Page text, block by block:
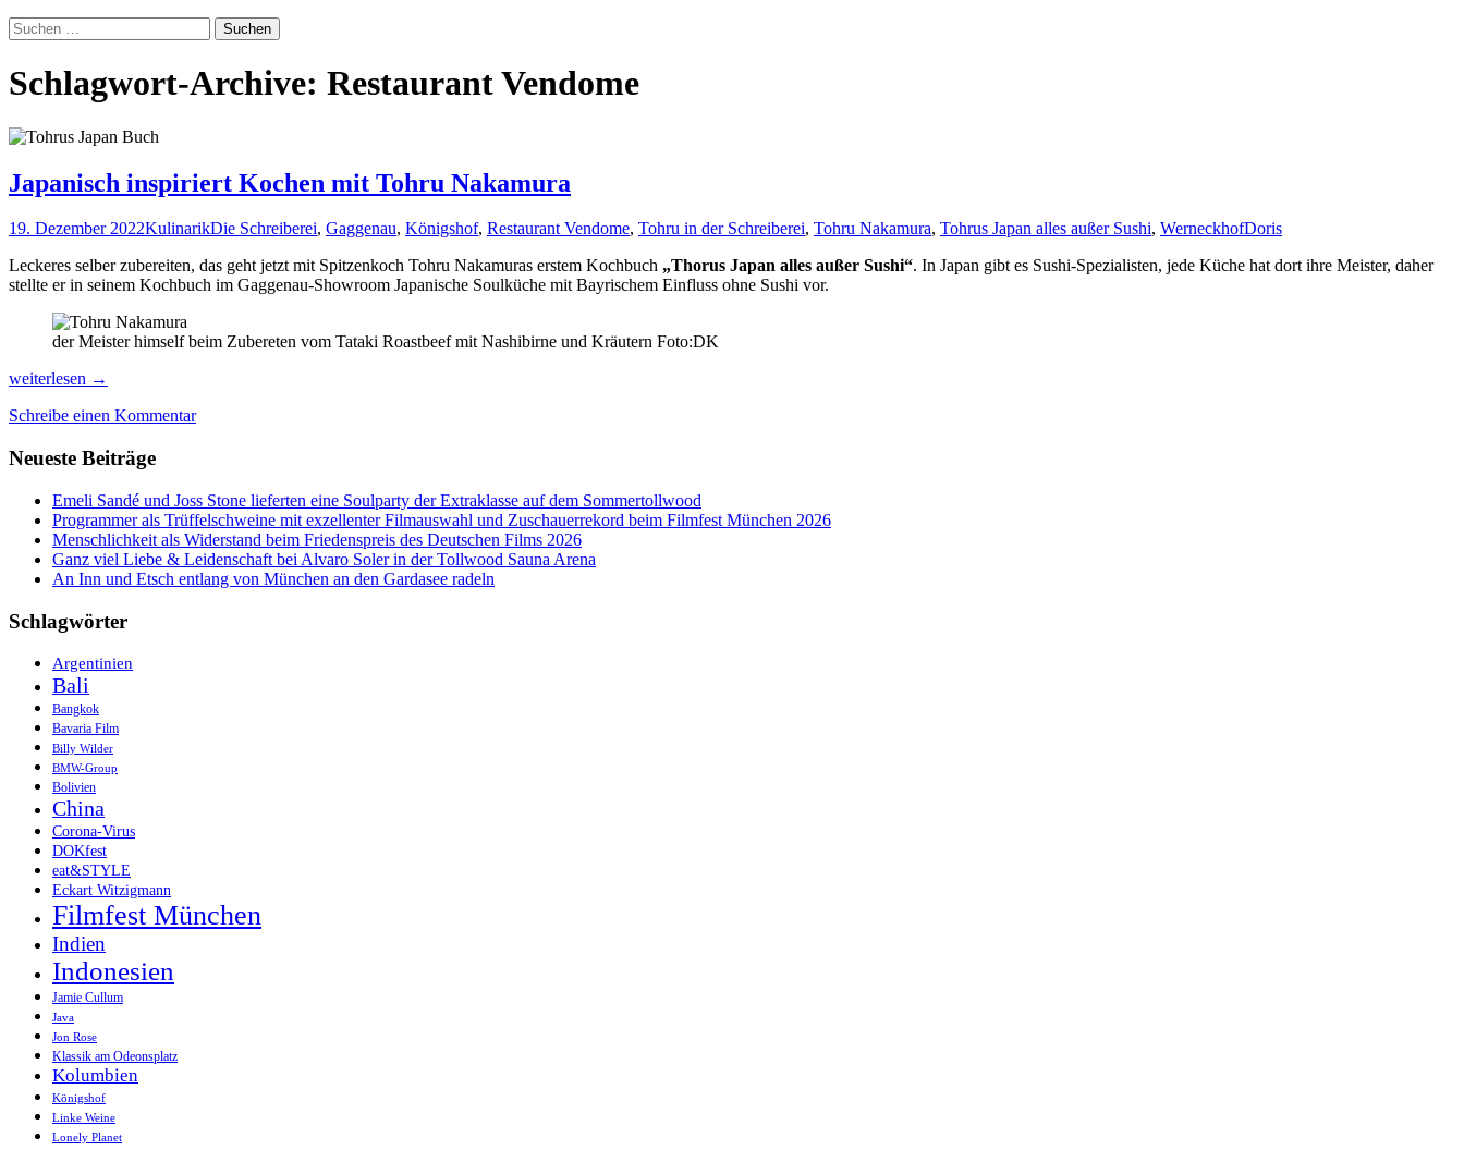
Suchen
nach:
Schlagwort-Archive: Restaurant Vendome
Japanisch inspiriert Kochen mit Tohru Nakamura
19. Dezember 2022KulinarikDie Schreiberei, Gaggenau, Königshof, Restaurant Vendome, Tohru in der Schreiberei, Tohru Nakamura, Tohrus Japan alles außer Sushi, WerneckhofDoris
Leckeres selber zubereiten, das geht jetzt mit Spitzenkoch Tohru Nakamuras erstem Kochbuch „Thorus Japan alles außer Sushi“. In Japan gibt es Sushi-Spezialisten, jede Küche hat dort ihre Meister, daher
stellte er in seinem Kochbuch im Gaggenau-Showroom Japanische Soulküche mit Bayrischem Einfluss ohne Sushi vor.
der Meister himself beim Zubereten vom Tataki Roastbeef mit Nashibirne und Kräutern Foto:DK
Japanisch
Kochen
Tohru
weiterlesen →
Schreibe einen Kommentar
Neueste Beiträge
Emeli Sandé und Joss Stone lieferten eine Soulparty der Extraklasse auf dem Sommertollwood
Programmer als Trüffelschweine mit exzellenter Filmauswahl und Zuschauerrekord beim Filmfest München 2026
Menschlichkeit als Widerstand beim Friedenspreis des Deutschen Films 2026
Ganz viel Liebe & Leidenschaft bei Alvaro Soler in der Tollwood Sauna Arena
An Inn und Etsch entlang von München an den Gardasee radeln
Schlagwörter
Argentinien
Bali
Bangkok
Bavaria Film
Billy Wilder
BMW-Group
Bolivien
China
Corona-Virus
DOKfest
eat&STYLE
Eckart Witzigmann
Filmfest München
Indien
Indonesien
Jamie Cullum
Java
Jon Rose
Klassik am Odeonsplatz
Kolumbien
Königshof
Linke Weine
Lonely Planet